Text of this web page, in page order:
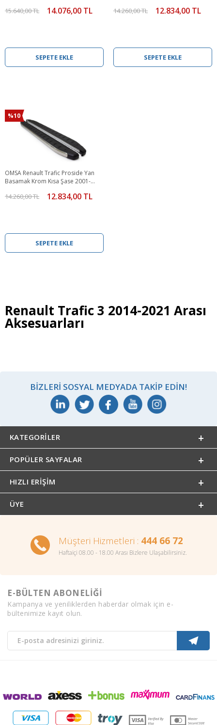
15.640,00 TL 14.076,00 TL
SEPETE EKLE
14.260,00 TL 12.834,00 TL
SEPETE EKLE
%10
OMSA Renault Trafic Proside Yan
Basamak Krom Kısa Şase 2001-
14.260,00 TL 12.834,00 TL
SEPETE EKLE
Renault Trafic 3 2014-2021 Arası
Aksesuarları
BIZLERI SOSYAL MEDYADA TAKIP EDIN!
KATEGORILER
POPÜLER SAYFALAR
HIZLI ERIŞIM
ÜYE
Müşteri Hizmetleri : 444 66 72
Haftaiçi 08.00 - 18.00 Arası Bizlere Ulaşabilirsiniz.
E-BÜLTEN ABONELİĞİ
Kampanya ve yeniliklerden haberdar olmak için e-
bültenimize kayıt olun.